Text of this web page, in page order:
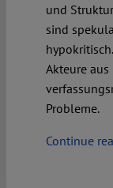
und
sind
Akteure
Probleme.
Continue